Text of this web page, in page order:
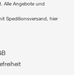
Alle Angebote und
Speditionsversand, hier